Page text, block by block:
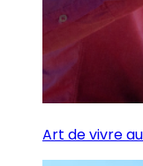
Art de vivre